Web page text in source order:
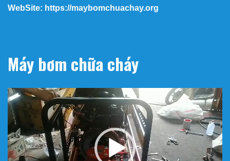
WebSite: https://maybomchuachay.org
Máy bơm chữa cháy
Trình
chơi
Video